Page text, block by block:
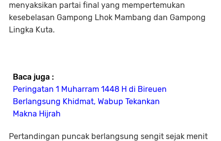
menyaksikan partai final yang mempertemukan
kesebelasan Gampong Lhok Mambang dan Gampong
Lingka Kuta.
Baca juga :
Peringatan 1 Muharram 1448 H di Bireuen
Berlangsung Khidmat, Wabup Tekankan
Makna Hijrah
Pertandingan puncak berlangsung sengit sejak menit